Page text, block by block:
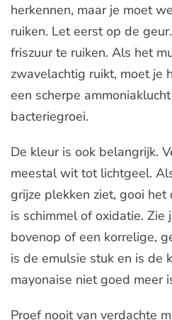
herkennen, maar je moet
ruiken. Let eerst op de
friszuur te ruiken. Als het
zwavelachtig ruikt, moet je
een scherpe
bacteriegroei.
De kleur is ook belangrijk.
meestal wit tot lichtgeel.
grijze plekken ziet, gooi
is schimmel of oxidatie.
bovenop of een korrelige,
is de emulsie stuk en is de
mayonaise niet goed meer
Proef nooit van verdachte